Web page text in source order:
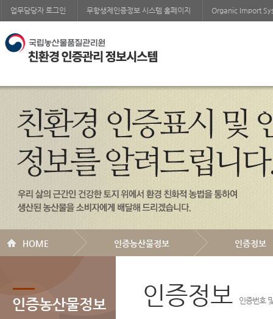
업무담당자 로그인 무항생제인증정보 시스템 홈페이지 Organic Import
HOME 인증농산물정보 인증정보
인증농산물정보 인증정보 인증번호